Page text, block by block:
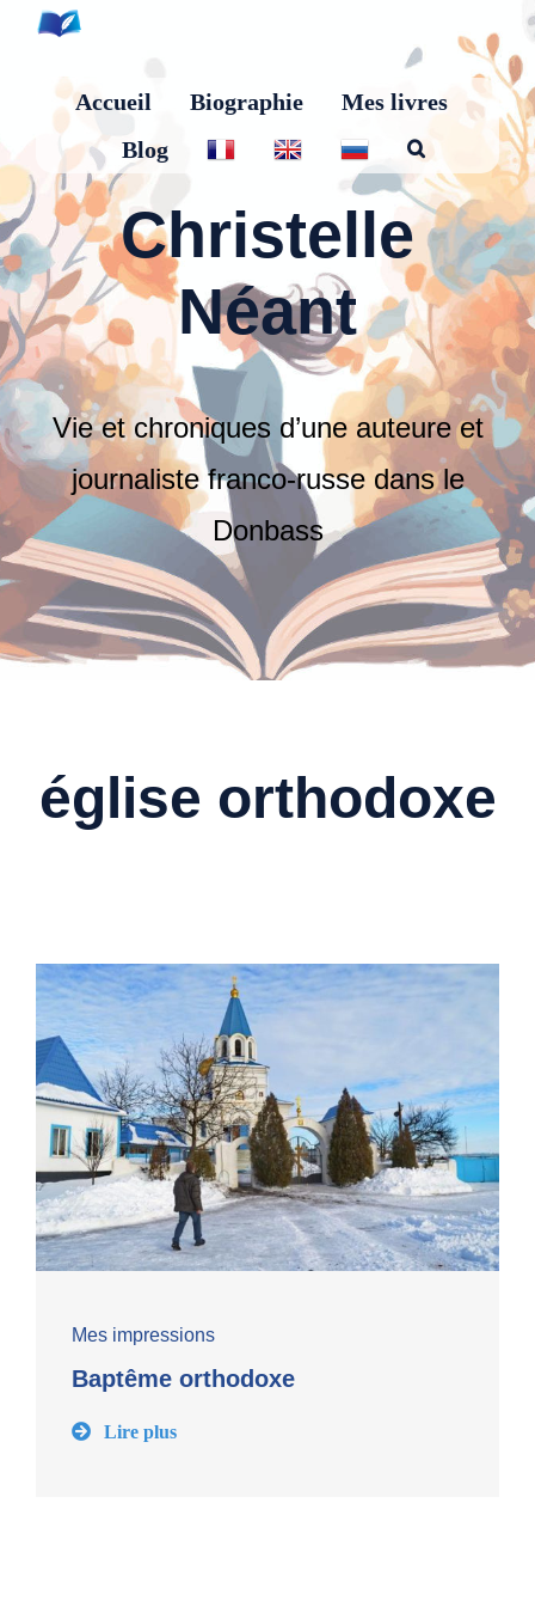
Accueil Biographie
Mes livres
Blog
Christelle
Néant
Vie et chroniques d’une auteure et
journaliste franco-russe dans le
Donbass
église orthodoxe
Mes impressions
Baptême orthodoxe
Lire plus